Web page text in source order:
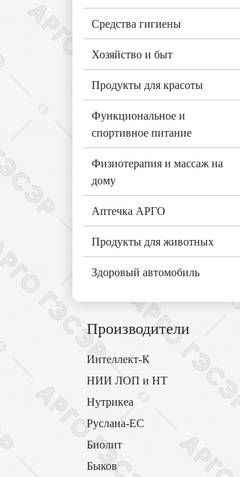
Средства гигиены
Хозяйство и быт
Продукты для красоты
Функциональное и
спортивное питание
Физиотерапия и массаж на
дому
Аптечка АРГО
Продукты для животных
Здоровый автомобиль
Производители
Интеллект-К
НИИ ЛОП и НТ
Нутрикеа
Руслана-ЕС
Биолит
Быков